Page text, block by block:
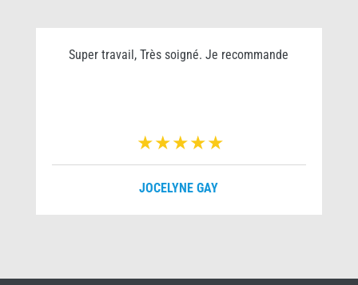
Super travail, Très soigné. Je recommande
JOCELYNE GAY